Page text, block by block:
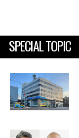
SPECIAL TOPIC